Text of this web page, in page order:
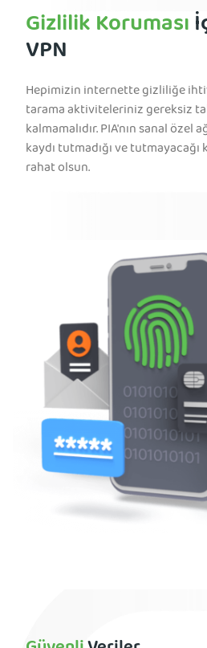
Gizlilik Koruması
VPN
Hepimizin internette gizliliğe
tarama aktiviteleriniz gereksiz
kalmamalıdır. PIA'nın sanal özel
kaydı tutmadığı ve
rahat olsun.